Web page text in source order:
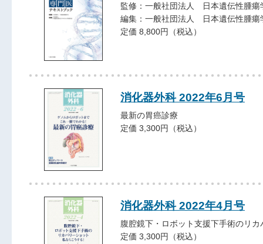
監修：一般社団法人 日本遺伝性腫瘍
編集：一般社団法人 日本遺伝性腫瘍
定価 8,800円（税込）
消化器外科 2022年6月号
最新の胃癌診療
定価 3,300円（税込）
消化器外科 2022年4月号
腹腔鏡下・ロボット支援下手術のリカ
定価 3,300円（税込）